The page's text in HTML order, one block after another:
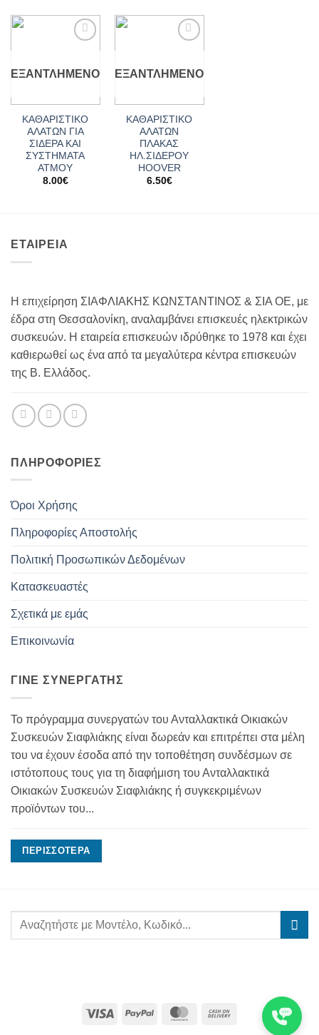
ΕΞΑΝΤΛΗΜΈΝΟ
ΚΑΘΑΡΙΣΤΙΚΟ
ΑΛΑΤΩΝ ΓΙΑ
ΣΙΔΕΡΑ ΚΑΙ
ΣΥΣΤΗΜΑΤΑ
ΑΤΜΟΥ
8.00€
ΕΞΑΝΤΛΗΜΈΝΟ
ΚΑΘΑΡΙΣΤΙΚΟ
ΑΛΑΤΩΝ
ΠΛΑΚΑΣ
ΗΛ.ΣΙΔΕΡΟΥ
HOOVER
6.50€
ΕΤΑΙΡΕΙΑ
Η επιχείρηση ΣΙΑΦΛΙΑΚΗΣ ΚΩΝΣΤΑΝΤΙΝΟΣ & ΣΙΑ ΟΕ, με
έδρα στη Θεσσαλονίκη, αναλαμβάνει επισκευές ηλεκτρικών
συσκευών. Η εταιρεία επισκευών ιδρύθηκε το 1978 και έχει
καθιερωθεί ως ένα από τα μεγαλύτερα κέντρα επισκευών
της Β. Ελλάδος.
ΠΛΗΡΟΦΟΡΊΕΣ
Όροι Χρήσης
Πληροφορίες Αποστολής
Πολιτική Προσωπικών Δεδομένων
Κατασκευαστές
Σχετικά με εμάς
Επικοινωνία
ΓΊΝΕ ΣΥΝΕΡΓΆΤΗΣ
Το πρόγραμμα συνεργατών του Ανταλλακτικά Οικιακών
Συσκευών Σιαφλιάκης είναι δωρεάν και επιτρέπει στα μέλη
του να έχουν έσοδα από την τοποθέτηση συνδέσμων σε
ιστότοπους τους για τη διαφήμιση του Ανταλλακτικά
Οικιακών Συσκευών Σιαφλιάκης ή συγκεκριμένων
προϊόντων του...
ΠΕΡΙΣΣΌΤΕΡΑ
Visa PayPal MasterCard